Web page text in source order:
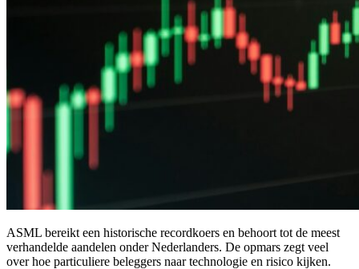
ASML bereikt een historische recordkoers en behoort tot de meest
verhandelde aandelen onder Nederlanders. De opmars zegt veel
over hoe particuliere beleggers naar technologie en risico kijken.